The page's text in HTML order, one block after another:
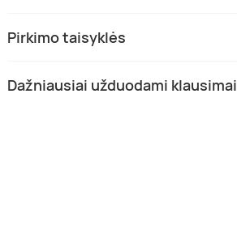
Pirkimo taisyklės
Dažniausiai užduodami klausimai